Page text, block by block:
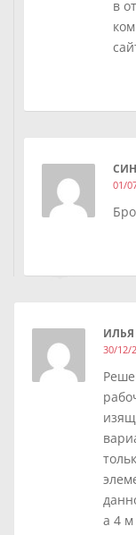
в
01/
ИЛЬЯ
30/12/
а 4 м